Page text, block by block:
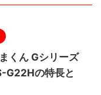
くん Gシリーズ
G22Hの特長と